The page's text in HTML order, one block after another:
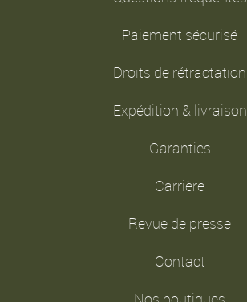
Paiement sécurisé
Droits de rétractation
Expédition & livraison
Garanties
Carrière
Revue de presse
Contact